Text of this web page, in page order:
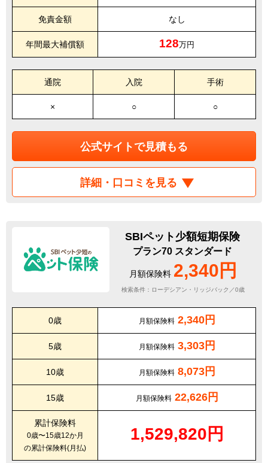
免責金額 なし
年間最大補償額 128万円
通院 入院 手術
× ○ ○
公式サイトで見積もる
詳細・口コミを見る
SBIペット少額短期保険
プラン70 スタンダード
月額保険料 2,340円
検索条件：ローデシアン・リッジバック／0歳
0歳 月額保険料 2,340円
5歳 月額保険料 3,303円
10歳 月額保険料 8,073円
15歳 月額保険料 22,626円
累計保険料
0歳〜15歳12か月
の累計保険料(月払)
1,529,820円